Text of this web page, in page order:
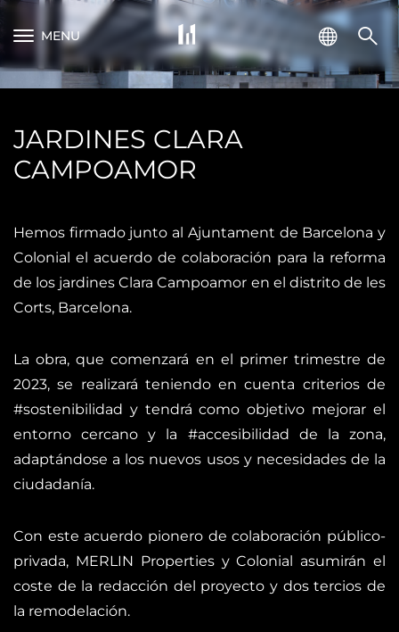
MENU
JARDINES CLARA
CAMPOAMOR
Hemos firmado junto al Ajuntament de Barcelona y
Colonial el acuerdo de colaboración para la reforma
de los jardines Clara Campoamor en el distrito de les
Corts, Barcelona.
La obra, que comenzará en el primer trimestre de
2023, se realizará teniendo en cuenta criterios de
#sostenibilidad y tendrá como objetivo mejorar el
entorno cercano y la #accesibilidad de la zona,
adaptándose a los nuevos usos y necesidades de la
ciudadanía.
Con este acuerdo pionero de colaboración público-
privada, MERLIN Properties y Colonial asumirán el
coste de la redacción del proyecto y dos tercios de
la remodelación.